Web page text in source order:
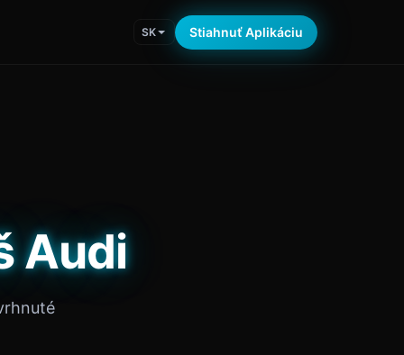
SK Stiahnuť Aplikáciu
Audi